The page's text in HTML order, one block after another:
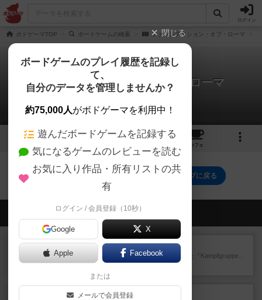
ログイン
ボドゲーマTOP ボードゲームの検索 ファウンデイション・オブ・ローマ
ファウンデイション・オブ・ローマ
0件の動画
8 4
カフェ
ファウンデイション・オブ・ローマのトップに戻る
会員の新しい投稿
レビュー パイパー戦闘団1
1993年にAvalon Hill社が出版した『Kampfgruppe...
レッドバリケ－ド工場
閉じる
ボードゲームのプレイ履歴を記録し
て、
自分のデータを管理しませんか？
約75,000人がボドゲーマを利用中！
遊んだボードゲームを記録する
気になるゲームのレビューを読む
お気に入り作品・所有リストの共
有
ログイン / 会員登録（10秒）
Google X
Apple Facebook
または
メールで会員登録